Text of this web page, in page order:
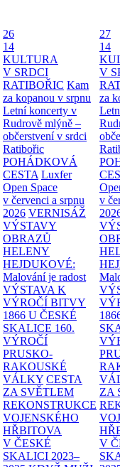
26
14
KULTURA
V SRDCI
RATIBOŘIC Kam
za kopanou v srpnu
Letní koncerty v
Rudrově mlýně –
občerstvení v srdci
Ratibořic
POHÁDKOVÁ
CESTA Luxfer
Open Space
v červenci a srpnu
2026 VERNISÁŽ
VÝSTAVY
OBRAZŮ
HELENY
HEJDUKOVÉ:
Malování je radost
VÝSTAVA K
VÝROČÍ BITVY
1866 U ČESKÉ
SKALICE 160.
VÝROČÍ
PRUSKO-
RAKOUSKÉ
VÁLKY CESTA
ZA SVĚTLEM
REKONSTRUKCE
VOJENSKÉHO
HŘBITOVA
V ČESKÉ
SKALICI 2023–
27
14
V
za
v
ZA
V